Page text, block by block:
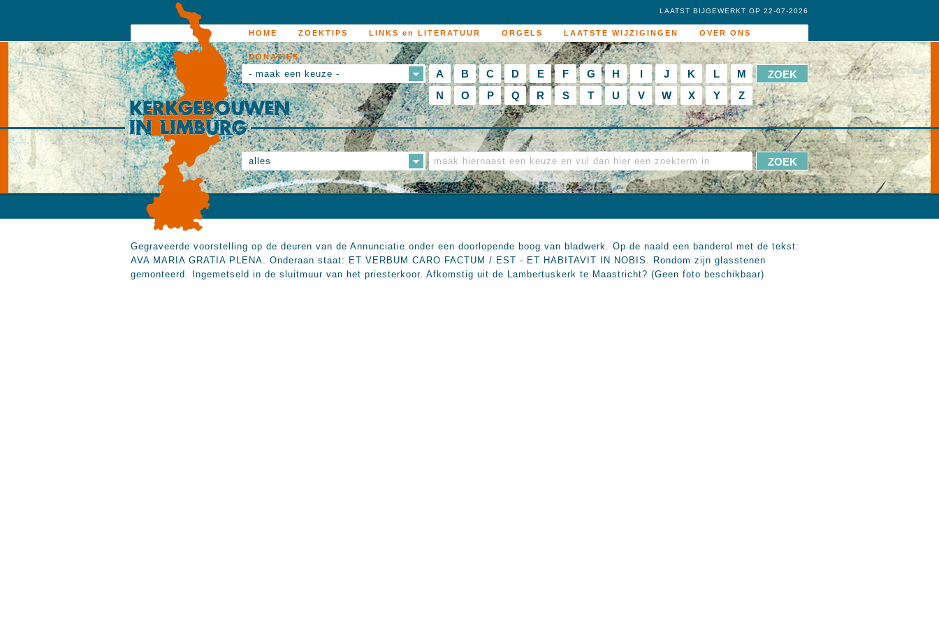
HOME ZOEKTIPS LINKS en LITERATUUR ORGELS LAATSTE WIJZIGINGEN OVER ONS
DONATIES
LAATST BIJGEWERKT OP 22-07-2026
- maak een keuze - A B C D E F G H I J K L
M
N
O P Q R S T U V W X Y Z
alles
Gegraveerde voorstelling op de deuren van de Annunciatie onder een doorlopende boog van bladwerk. Op de naald een banderol met de tekst:
AVA MARIA GRATIA PLENA. Onderaan staat: ET VERBUM CARO FACTUM / EST - ET HABITAVIT IN NOBIS. Rondom zijn glasstenen
gemonteerd. Ingemetseld in de sluitmuur van het priesterkoor. Afkomstig uit de Lambertuskerk te Maastricht? (Geen foto beschikbaar)